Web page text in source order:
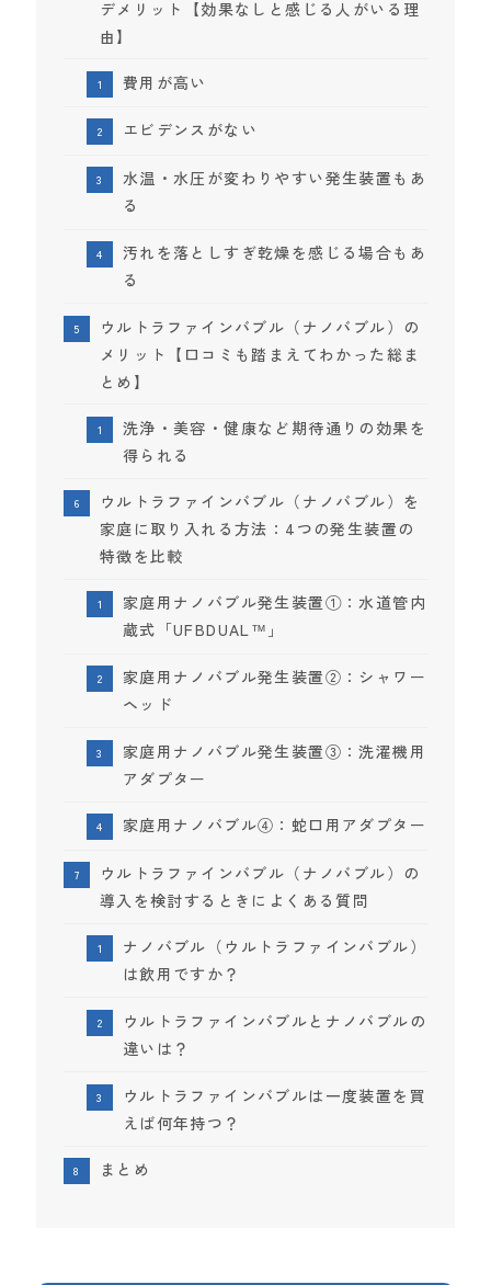
デメリット【効果なしと感じる人がいる理
由】
費用が高い
エビデンスがない
水温・水圧が変わりやすい発生装置もあ
る
汚れを落としすぎ乾燥を感じる場合もあ
る
ウルトラファインバブル（ナノバブル）の
メリット【口コミも踏まえてわかった総ま
とめ】
洗浄・美容・健康など期待通りの効果を
得られる
ウルトラファインバブル（ナノバブル）を
家庭に取り入れる方法：4つの発生装置の
特徴を比較
家庭用ナノバブル発生装置①：水道管内
蔵式「UFBDUAL™」
家庭用ナノバブル発生装置②：シャワー
ヘッド
家庭用ナノバブル発生装置③：洗濯機用
アダプター
家庭用ナノバブル④：蛇口用アダプター
ウルトラファインバブル（ナノバブル）の
導入を検討するときによくある質問
ナノバブル（ウルトラファインバブル）
は飲用ですか？
ウルトラファインバブルとナノバブルの
違いは？
ウルトラファインバブルは一度装置を買
えば何年持つ？
まとめ